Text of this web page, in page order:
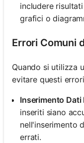
includere
grafici o
Errori Comuni
Quando si utilizza
evitare questi
Inserimento Dati
inseriti siano
nell'inserimento
errati.